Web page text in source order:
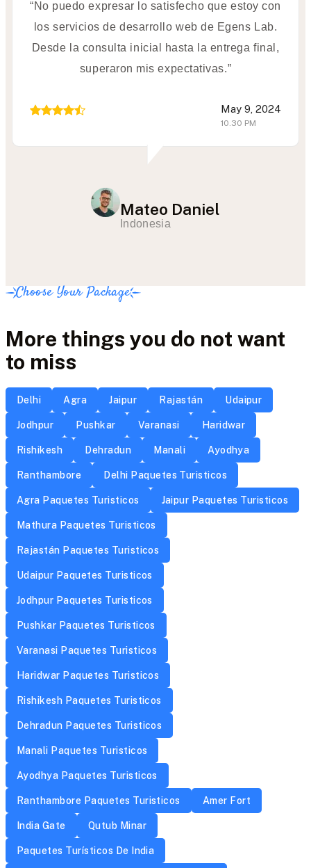
“No puedo expresar lo satisfecho que estoy con
los servicios de desarrollo web de Egens Lab.
Desde la consulta inicial hasta la entrega final,
superaron mis expectativas.”
May 9, 2024
10.30 PM
Mateo Daniel
Indonesia
Choose Your Package
More things you do not want
to miss
Delhi Agra Jaipur Rajastán Udaipur
Jodhpur Pushkar Varanasi Haridwar
Rishikesh Dehradun Manali Ayodhya
Ranthambore Delhi Paquetes Turisticos
Agra Paquetes Turisticos Jaipur Paquetes Turisticos
Mathura Paquetes Turisticos
Rajastán Paquetes Turisticos
Udaipur Paquetes Turisticos
Jodhpur Paquetes Turisticos
Pushkar Paquetes Turisticos
Varanasi Paquetes Turisticos
Haridwar Paquetes Turisticos
Rishikesh Paquetes Turisticos
Dehradun Paquetes Turisticos
Manali Paquetes Turisticos
Ayodhya Paquetes Turisticos
Ranthambore Paquetes Turisticos Amer Fort
India Gate Qutub Minar
Paquetes Turísticos De India